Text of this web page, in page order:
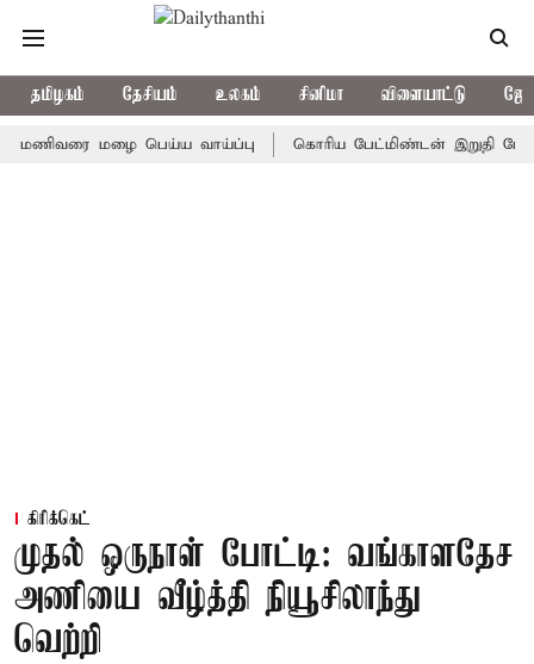
தமிழகம் தேசியம் உலகம் சினிமா விளையாட்டு
மழை பெய்ய வாய்ப்பு கொரிய பேட்மிண்டன் இறுதி போட்டி;
கிரிக்கெட்
முதல் ஒருநாள் போட்டி: வங்காளதேச
அணியை வீழ்த்தி நியூசிலாந்து
வெற்றி